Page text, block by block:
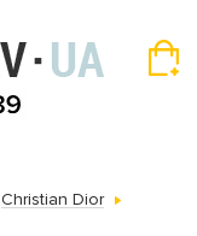
Christian Dior